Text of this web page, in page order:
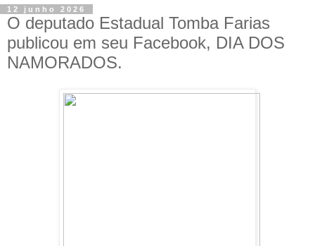
12 junho 2026
O deputado Estadual Tomba Farias
publicou em seu Facebook, DIA DOS
NAMORADOS.